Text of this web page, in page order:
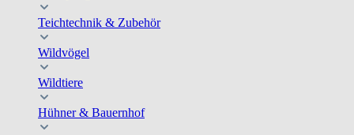
Teichtechnik & Zubehör
Wildvögel
Wildtiere
Hühner & Bauernhof